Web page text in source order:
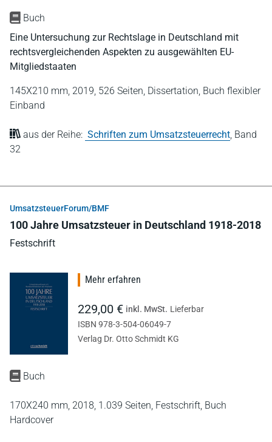
Buch
Eine Untersuchung zur Rechtslage in Deutschland mit
rechtsvergleichenden Aspekten zu ausgewählten EU-
Mitgliedstaaten
145X210 mm, 2019, 526 Seiten, Dissertation, Buch flexibler
Einband
aus der Reihe: Schriften zum Umsatzsteuerrecht Band
32
UmsatzsteuerForum/BMF
100 Jahre Umsatzsteuer in Deutschland 1918-2018
Festschrift
Buch
170X240 mm, 2018, 1.039 Seiten, Festschrift, Buch
Hardcover
Mehr erfahren
229,00 € inkl. MwSt. Lieferbar
ISBN 978-3-504-06049-7
Verlag Dr. Otto Schmidt KG